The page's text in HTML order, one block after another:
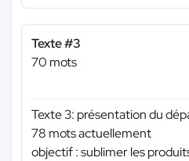
Texte #3
70 mots
Texte 3: présentation du
78 mots actuellement
objectif : sublimer les